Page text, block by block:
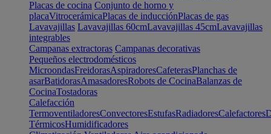
Placas de cocina Conjunto de horno y
placaVitrocerámicaPlacas de inducciónPlacas de gas
Lavavajillas Lavavajillas 60cmLavavajillas 45cmLavavajillas
integrables
Campanas extractoras Campanas decorativas
Pequeños electrodomésticos
MicroondasFreidorasAspiradoresCafeterasPlanchas de
asarBatidorasAmasadoresRobots de CocinaBalanzas de
CocinaTostadoras
Calefacción
TermoventiladoresConvectoresEstufasRadiadoresCalefactores
TérmicosHumidificadores